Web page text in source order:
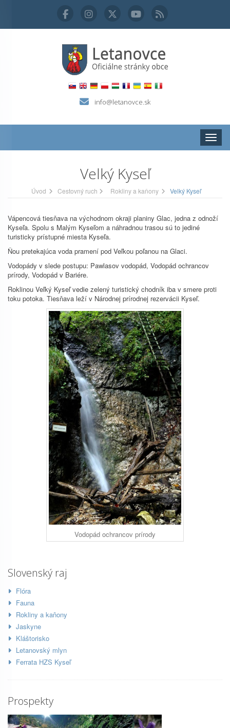
info@letanovce.sk
Velký Kyseľ
Úvod Cestovný ruch Rokliny a kaňony Velký Kyseľ
Vápencová tiesňava na východnom okraji planiny Glac, jedna z odnoží
Kyseľa. Spolu s Malým Kyseľom a náhradnou trasou sú to jediné
turisticky prístupné miesta Kyseľa.
Ňou pretekajúca voda pramení pod Veľkou poľanou na Glaci.
Vodopády v slede postupu: Pawlasov vodopád, Vodopád ochrancov
prírody, Vodopád v Bariére.
Roklinou Veľký Kyseľ vedie zelený turistický chodník iba v smere proti
toku potoka. Tiesňava leží v Národnej prírodnej rezervácii Kyseľ.
Vodopád ochrancov prírody
Slovenský raj
Flóra
Fauna
Rokliny a kaňony
Jaskyne
Kláštorisko
Letanovský mlyn
Ferrata HZS Kyseľ
Prospekty